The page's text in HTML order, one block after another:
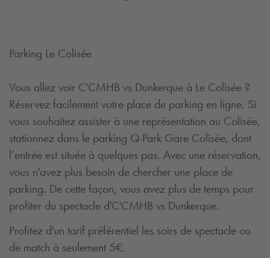
Parking Le Colisée
Vous allez voir C'CMHB vs Dunkerque à Le Colisée ?
Réservez facilement votre place de parking en ligne. Si
vous souhaitez assister à une représentation au Colisée,
stationnez dans le parking Q-Park Gare Colisée, dont
l’entrée est située à quelques pas. Avec une réservation,
vous n'avez plus besoin de chercher une place de
parking. De cette façon, vous avez plus de temps pour
profiter du spectacle d'C'CMHB vs Dunkerque.
Profitez d'un tarif préférentiel les soirs de spectacle ou
de match à seulement 5€.